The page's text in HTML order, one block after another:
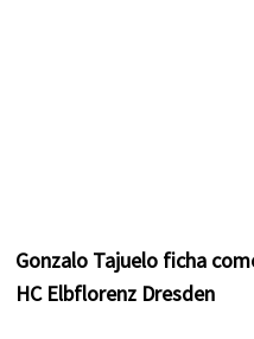
Gonzalo Tajuelo ficha
HC Elbflorenz Dresden